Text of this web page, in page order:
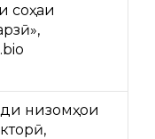
соҳаи
низомҳои